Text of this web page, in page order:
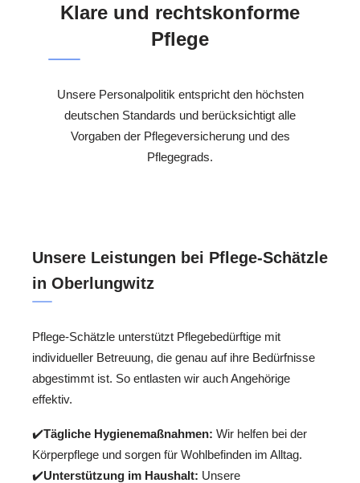
Klare und rechtskonforme
Pflege
Unsere Personalpolitik entspricht den höchsten
deutschen Standards und berücksichtigt alle
Vorgaben der Pflegeversicherung und des
Pflegegrads.
Unsere Leistungen bei Pflege-Schätzle
in Oberlungwitz
Pflege-Schätzle unterstützt Pflegebedürftige mit
individueller Betreuung, die genau auf ihre Bedürfnisse
abgestimmt ist. So entlasten wir auch Angehörige
effektiv.
✔️Tägliche Hygienemaßnahmen: Wir helfen bei der
Körperpflege und sorgen für Wohlbefinden im Alltag.
✔️Unterstützung im Haushalt: Unsere